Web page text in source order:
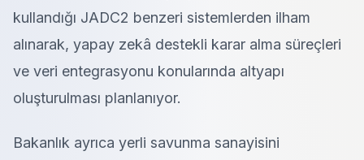
kullandığı JADC2 benzeri sistemlerden ilham
alınarak, yapay zekâ destekli karar alma süreçleri
ve veri entegrasyonu konularında altyapı
oluşturulması planlanıyor.
Bakanlık ayrıca yerli savunma sanayisini